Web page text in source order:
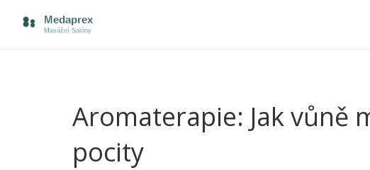
Aromaterapie: Jak vůně
pocity